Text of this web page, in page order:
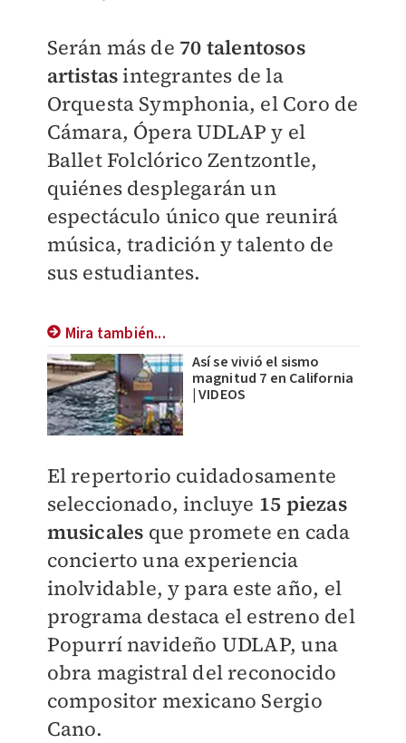
Serán más de 70 talentosos
artistasintegrantes de la
Orquesta Symphonia, el Coro de
Cámara, Ópera UDLAP y el
Ballet Folclórico Zentzontle,
quiénes desplegarán un
espectáculo único que reunirá
música, tradición y talento de
sus estudiantes.
Mira también...
Así se vivió el sismo
magnitud 7 en California
| VIDEOS
El repertorio cuidadosamente
seleccionado, incluye 15 piezas
musicales que promete en cada
concierto una experiencia
inolvidable, y para este año, el
programa destaca el estreno del
Popurrí navideño UDLAP, una
obra magistral del reconocido
compositor mexicano Sergio
Cano.